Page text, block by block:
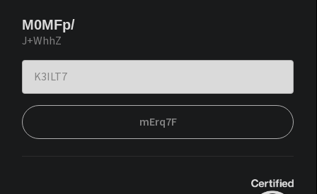
M0MFp/
J+WhhZ
mErq7F